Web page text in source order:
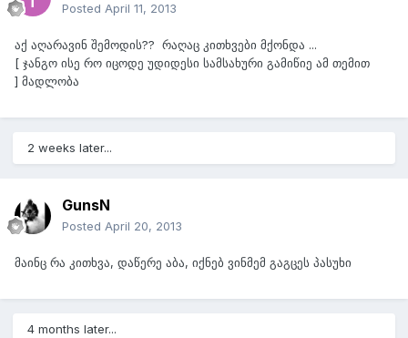
Posted April 11, 2013
აქ აღარავინ შემოდის?? რაღაც კითხვები მქონდა ...
[ ჯანგო ისე რო იცოდე უდიდესი სამსახური გამიწიე ამ თემით
] მადლობა
2 weeks later...
GunsN
Posted April 20, 2013
მაინც რა კითხვა, დაწერე აბა, იქნებ ვინმემ გაგცეს პასუხი
4 months later...